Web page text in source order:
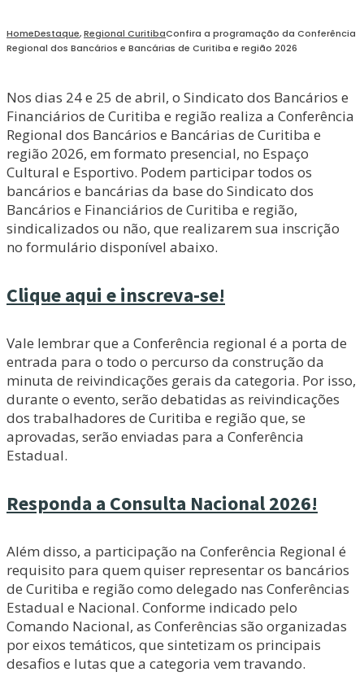
HomeDestaque,Regional CuritibaConfira a programação da Conferência
Regional dos Bancários e Bancárias de Curitiba e região 2026
Nos dias 24 e 25 de abril, o Sindicato dos Bancários e
Financiários de Curitiba e região realiza a Conferência
Regional dos Bancários e Bancárias de Curitiba e
região 2026, em formato presencial, no Espaço
Cultural e Esportivo. Podem participar todos os
bancários e bancárias da base do Sindicato dos
Bancários e Financiários de Curitiba e região,
sindicalizados ou não, que realizarem sua inscrição
no formulário disponível abaixo.
Clique aqui e inscreva-se!
Vale lembrar que a Conferência regional é a porta de
entrada para o todo o percurso da construção da
minuta de reivindicações gerais da categoria. Por isso,
durante o evento, serão debatidas as reivindicações
dos trabalhadores de Curitiba e região que, se
aprovadas, serão enviadas para a Conferência
Estadual.
Responda a Consulta Nacional 2026!
Além disso, a participação na Conferência Regional é
requisito para quem quiser representar os bancários
de Curitiba e região como delegado nas Conferências
Estadual e Nacional. Conforme indicado pelo
Comando Nacional, as Conferências são organizadas
por eixos temáticos, que sintetizam os principais
desafios e lutas que a categoria vem travando.